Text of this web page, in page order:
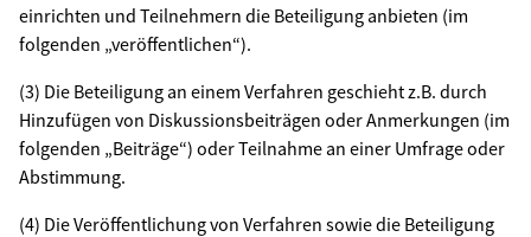
einrichten und Teilnehmern die Beteiligung anbieten (im
folgenden „veröffentlichen“).
(3) Die Beteiligung an einem Verfahren geschieht z.B. durch
Hinzufügen von Diskussionsbeiträgen oder Anmerkungen (im
folgenden „Beiträge“) oder Teilnahme an einer Umfrage oder
Abstimmung.
(4) Die Veröffentlichung von Verfahren sowie die Beteiligung